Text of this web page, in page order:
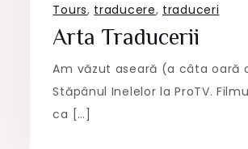
Tours, traducere, traduceri
Arta Traducerii
Am văzut aseară (a câta oară
Stăpânul Inelelor la ProTV.
ca […]